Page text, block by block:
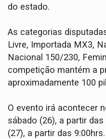
do estado.
As categorias
Livre, Importada MX3,
Nacional 150/230,
competição mantém a
aproximadamente 100
O evento irá acontecer
sábado (26), a partir
(27), a partir das 9:00hrs.